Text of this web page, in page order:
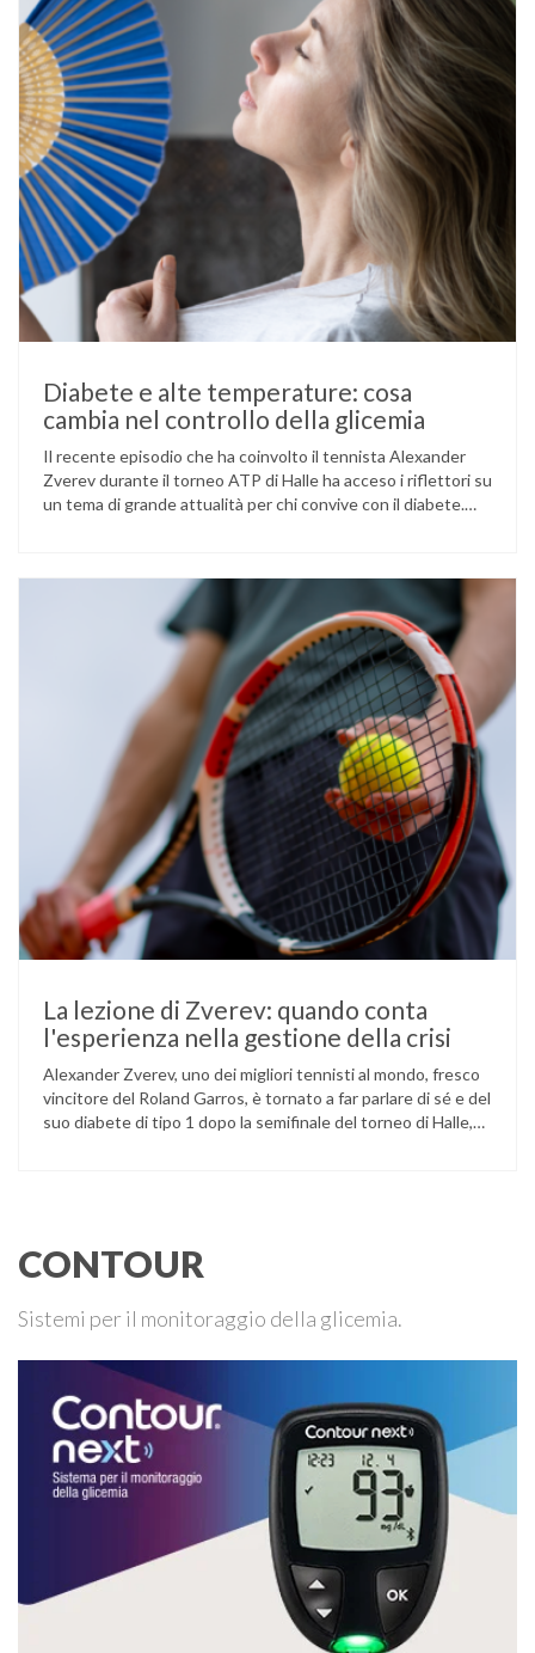
Diabete e alte temperature: cosa
cambia nel controllo della glicemia
Il recente episodio che ha coinvolto il tennista Alexander
Zverev durante il torneo ATP di Halle ha acceso i riflettori su
un tema di grande attualità per chi convive con il diabete.
glucosio lo aveva portato …
La lezione di Zverev: quando conta
l'esperienza nella gestione della crisi
Alexander Zverev, uno dei migliori tennisti al mondo, fresco
vincitore del Roland Garros, è tornato a far parlare di sé e del
suo diabete di tipo 1 dopo la semifinale del torneo di Halle,
CONTOUR
Sistemi per il monitoraggio della glicemia.